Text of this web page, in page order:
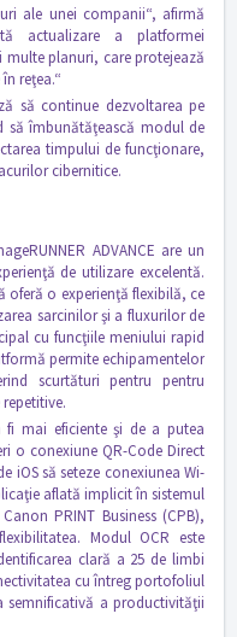
ale unei companii“, afirmă
actualizare a platformei
multe planuri, care protejează
reţea.“
să continue dezvoltarea pe
îmbunătăţească modul de
timpului de funcţionare,
cibernitice.
ADVANCE are un
de utilizare excelentă.
o experienţă flexibilă, ce
sarcinilor şi a fluxurilor de
cu funcţiile meniului rapid
permite echipamentelor
scurtături pentru pentru
mai eficiente şi de a putea
o conexiune QR-Code Direct
să seteze conexiunea Wi-
aflată implicit în sistemul
PRINT Business (CPB),
Modul OCR este
clară a 25 de limbi
cu întreg portofoliul
semnificativă a productivităţii